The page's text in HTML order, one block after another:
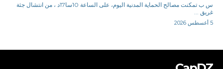
س ب تمكنت مصالح الحماية المدنية اليوم، على الساعة 10سا17د ، من انتشال جثة
غريق ...
5 أغسطس 2026